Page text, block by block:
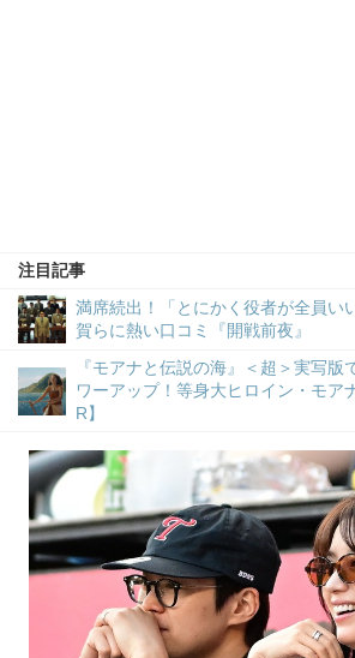
注目記事
満席続出！「とにかく役者が全員い
賀らに熱い口コミ『開戦前夜』
『モアナと伝説の海』＜超＞実写版
ワーアップ！等身大ヒロイン・モア
R】